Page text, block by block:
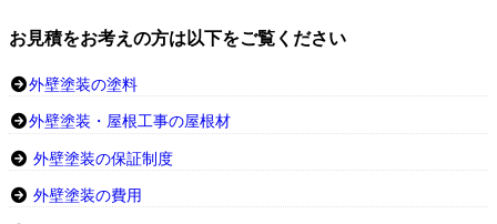
お見積をお考えの方は以下をご覧ください
外壁塗装の塗料
外壁塗装・屋根工事の屋根材
外壁塗装の保証制度
外壁塗装の費用